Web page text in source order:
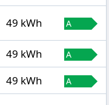
49 kWh
49 kWh
49 kWh